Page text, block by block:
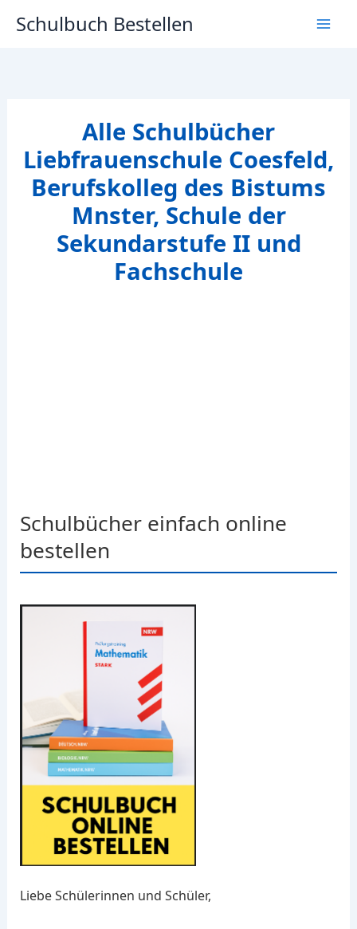
InhaltSchulbuch Bestellen
Alle Schulbücher
Liebfrauenschule Coesfeld,
Berufskolleg des Bistums
Mnster, Schule der
Sekundarstufe II und
Fachschule
Schulbücher einfach online
bestellen
Liebe Schülerinnen und Schüler,